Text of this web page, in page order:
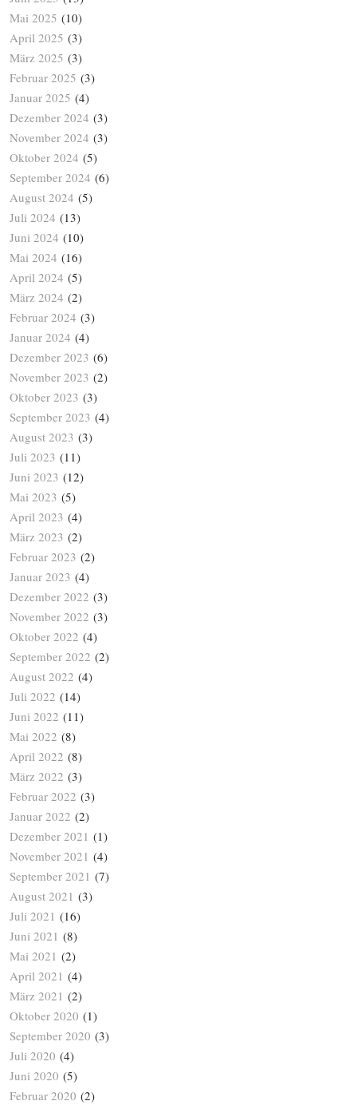
Mai 2025 (10)
April 2025 (3)
März 2025 (3)
Februar 2025 (3)
Januar 2025 (4)
Dezember 2024 (3)
November 2024 (3)
Oktober 2024 (5)
September 2024 (6)
August 2024 (5)
Juli 2024 (13)
Juni 2024 (10)
Mai 2024 (16)
April 2024 (5)
März 2024 (2)
Februar 2024 (3)
Januar 2024 (4)
Dezember 2023 (6)
November 2023 (2)
Oktober 2023 (3)
September 2023 (4)
August 2023 (3)
Juli 2023 (11)
Juni 2023 (12)
Mai 2023 (5)
April 2023 (4)
März 2023 (2)
Februar 2023 (2)
Januar 2023 (4)
Dezember 2022 (3)
November 2022 (3)
Oktober 2022 (4)
September 2022 (2)
August 2022 (4)
Juli 2022 (14)
Juni 2022 (11)
Mai 2022 (8)
April 2022 (8)
März 2022 (3)
Februar 2022 (3)
Januar 2022 (2)
Dezember 2021 (1)
November 2021 (4)
September 2021 (7)
August 2021 (3)
Juli 2021 (16)
Juni 2021 (8)
Mai 2021 (2)
April 2021 (4)
März 2021 (2)
Oktober 2020 (1)
September 2020 (3)
Juli 2020 (4)
Juni 2020 (5)
Februar 2020 (2)